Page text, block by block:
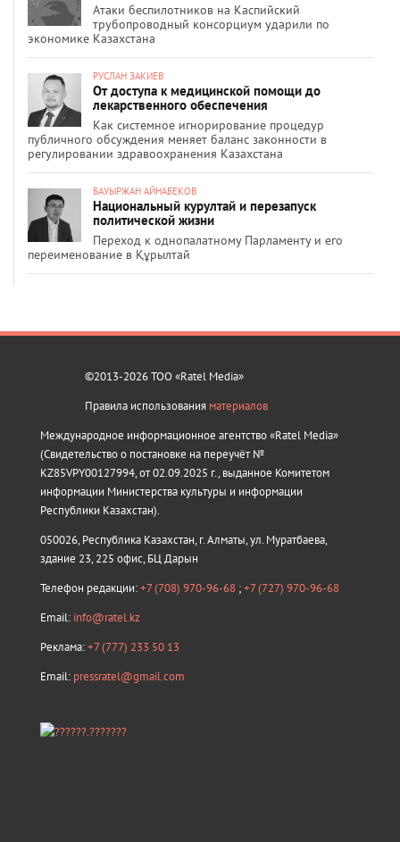
Атаки беспилотников на Каспийский
трубопроводный консорциум ударили по
экономике Казахстана
РУСЛАН ЗАКИЕВ
От доступа к медицинской помощи до
лекарственного обеспечения
Как системное игнорирование процедур
публичного обсуждения меняет баланс законности в
регулировании здравоохранения Казахстана
БАУЫРЖАН АЙНАБЕКОВ
Национальный курултай и перезапуск
политической жизни
Переход к однопалатному Парламенту и его
переименование в Құрылтай
©2013-2026 ТОО «Ratel Media»
Правила использования материалов
Международное информационное агентство «Ratel Media»
(Свидетельство о постановке на переучёт №
KZ85VPY00127994, от 02.09.2025 г., выданное Комитетом
информации Министерства культуры и информации
Республики Казахстан).
050026, Республика Казахстан, г. Алматы, ул. Муратбаева,
здание 23, 225 офис, БЦ Дарын
Телефон редакции:+7 (708) 970-96-68 ;+7 (727) 970-96-68
Email: info@ratel.kz
Реклама:+7 (777) 233 50 13
Email: pressratel@gmail.com